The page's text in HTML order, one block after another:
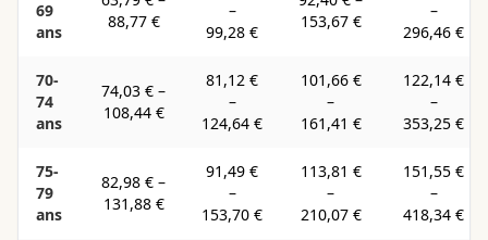
69
ans
88,77 €
–
99,28 €
153,67 €
–
296,46 €
70-
74
ans
74,03 € –
108,44 €
81,12 €
–
124,64 €
101,66 €
–
161,41 €
122,14 €
–
353,25 €
75-
79
ans
82,98 € –
131,88 €
91,49 €
–
153,70 €
113,81 €
–
210,07 €
151,55 €
–
418,34 €